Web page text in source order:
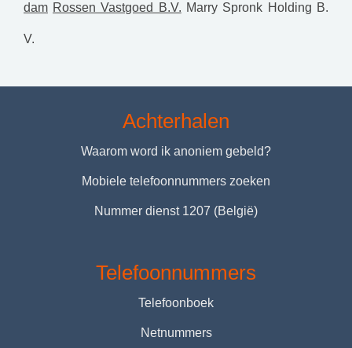
dam Rossen Vastgoed B.V. Marry Spronk Holding B.
V.
Achterhalen
Waarom word ik anoniem gebeld?
Mobiele telefoonnummers zoeken
Nummer dienst 1207 (België)
Telefoonnummers
Telefoonboek
Netnummers